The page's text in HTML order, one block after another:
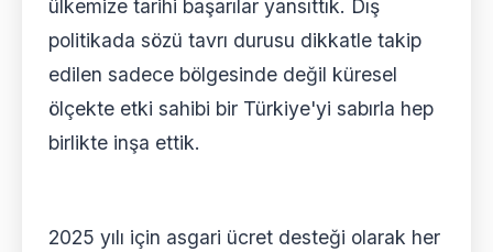
ülkemize tarihi başarılar yansıttık. Dış
politikada sözü tavrı durusu dikkatle takip
edilen sadece bölgesinde değil küresel
ölçekte etki sahibi bir Türkiye'yi sabırla hep
birlikte inşa ettik.
2025 yılı için asgari ücret desteği olarak her